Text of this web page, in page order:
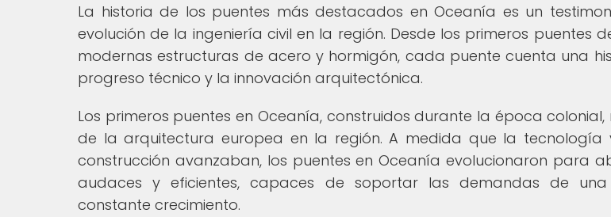
La historia de los puentes más destacados en Oceanía es un
evolución de la ingeniería civil en la región. Desde los primeros puentes
modernas estructuras de acero y hormigón, cada puente cuenta una
progreso técnico y la innovación arquitectónica.
Los primeros puentes en Oceanía, construidos durante la época colonial,
de la arquitectura europea en la región. A medida que la tecnología
construcción avanzaban, los puentes en Oceanía evolucionaron para
audaces y eficientes, capaces de soportar las demandas de una
constante crecimiento.